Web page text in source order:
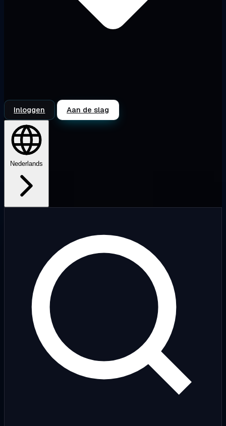
Inloggen Aan de slag
Nederlands